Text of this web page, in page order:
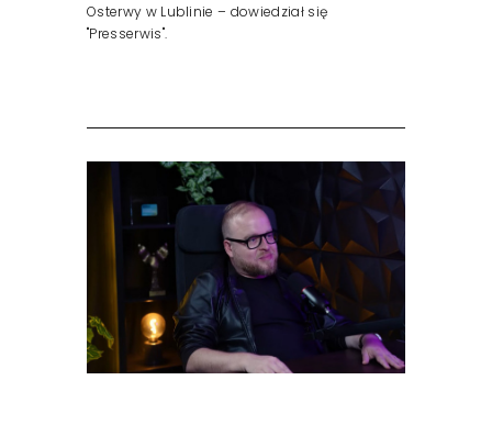
Osterwy w Lublinie – dowiedział się
"Presserwis".